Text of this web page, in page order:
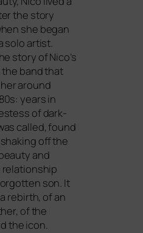
the sto­ry
she began
solo artist.
sto­ry of Nico’s
band that
around
years in
of dark­
cal­led, found
off the
and
son. It
rebirth, of an
of the
the icon.